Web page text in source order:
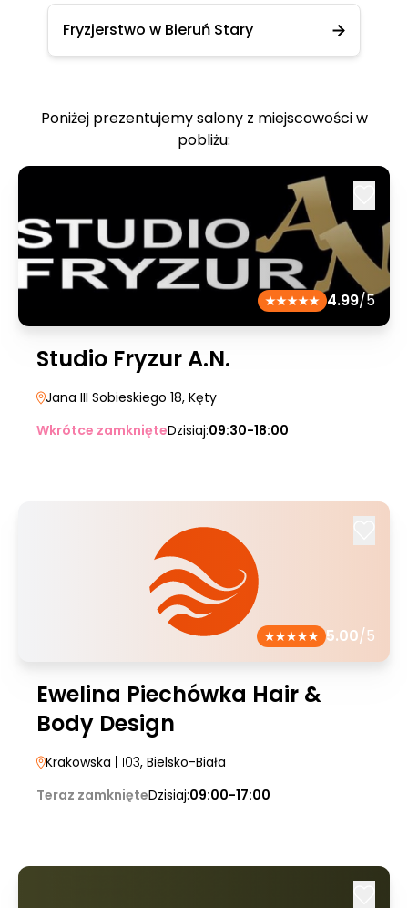
Fryzjerstwo w Bieruń Stary
Poniżej prezentujemy salony z miejscowości w
pobliżu:
4.99/5
Studio Fryzur A.N.
Jana III Sobieskiego 18, Kęty
Wkrótce zamknięteDzisiaj:09:30-18:00
5.00/5
Ewelina Piechówka Hair &
Body Design
Krakowska | 103, Bielsko-Biała
Teraz zamknięteDzisiaj:09:00-17:00